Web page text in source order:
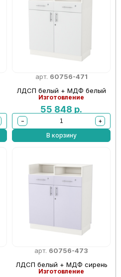
арт. 60756-471
ЛДСП белый + МДФ белый
Изготовление
55 848 р.
−
+
В корзину
арт. 60756-473
ЛДСП белый + МДФ сирень
Изготовление